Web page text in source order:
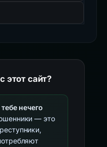
этот сайт?
нечего
— это